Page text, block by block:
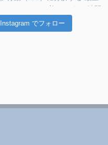
Instagram でフォロー